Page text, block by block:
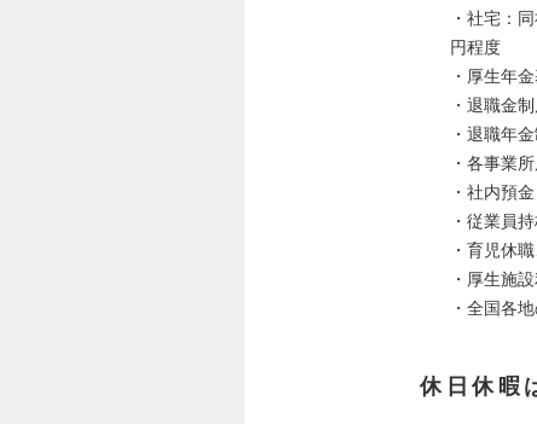
・社宅：
円程度
・厚生年
・退職金
・退職年
・各事業
・社内預
・従業員
・育児休
・厚生施
・全国各
休日休暇